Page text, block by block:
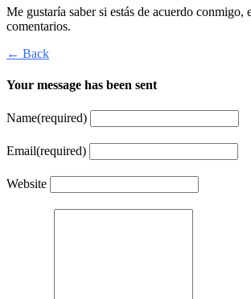
Me gustaría saber si estás de acuerdo conmigo,
comentarios.
← Back
Your message has been sent
Name(required)
Email(required)
Website